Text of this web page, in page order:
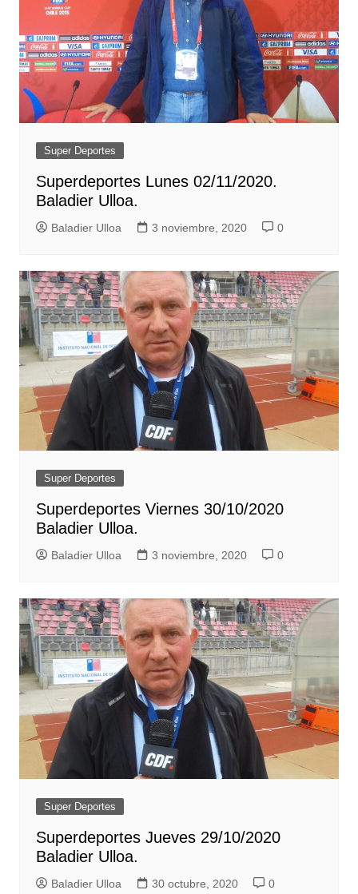
Super Deportes
Superdeportes Lunes 02/11/2020.
Baladier Ulloa.
Baladier Ulloa 3 noviembre, 2020 0
Super Deportes
Superdeportes Viernes 30/10/2020
Baladier Ulloa.
Baladier Ulloa 3 noviembre, 2020 0
Super Deportes
Superdeportes Jueves 29/10/2020
Baladier Ulloa.
Baladier Ulloa 30 octubre, 2020 0